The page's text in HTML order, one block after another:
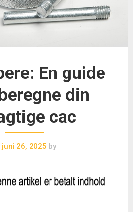
En guide
din
cac
juni 26, 2025 by